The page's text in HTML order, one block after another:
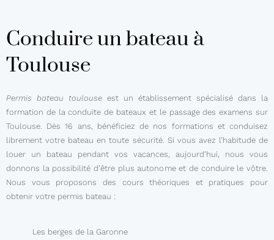
Conduire un bateau à
Toulouse
Permis bateau toulouse est un établissement spécialisé dans la
formation de la conduite de bateaux et le passage des examens sur
Toulouse. Dès 16 ans, bénéficiez de nos formations et conduisez
librement votre bateau en toute sécurité. Si vous avez l’habitude de
louer un bateau pendant vos vacances, aujourd’hui, nous vous
donnons la possibilité d’être plus autonome et de conduire le vôtre.
Nous vous proposons des cours théoriques et pratiques pour
obtenir votre permis bateau :
Les berges de la Garonne